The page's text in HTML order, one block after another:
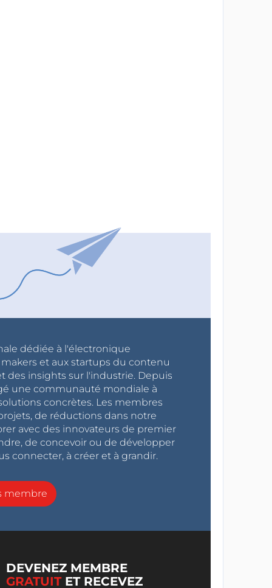
dédiée à l'électronique
et aux startups du contenu
des insights sur l'industrie. Depuis
une communauté mondiale à
concrètes. Les membres
de réductions dans notre
avec des innovateurs de premier
de concevoir ou de développer
connecter, à créer et à grandir.
membre
DEVENEZ MEMBRE
GRATUITET RECEVEZ